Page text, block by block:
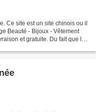
Ce site est un site chinois ou il
Beauté - Bijoux - Vêtement
et gratuite. Du fait que la